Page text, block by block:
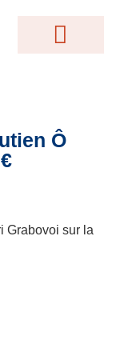
Ô
Grabovoi sur la